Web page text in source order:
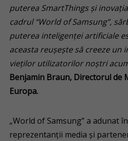
puterea SmartThings și
cadrul “World of Samsung”,
puterea inteligenței artificiale
aceasta reușește să creeze un
vieților utilizatorilor noștri
Benjamin Braun, Directorul de
Europa.
„World of Samsung” a adunat
reprezentanții media și